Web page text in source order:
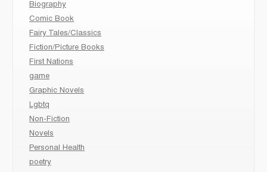
Biography
Comic Book
Fairy Tales/Classics
Fiction/Picture Books
First Nations
game
Graphic Novels
Lgbtq
Non-Fiction
Novels
Personal Health
poetry